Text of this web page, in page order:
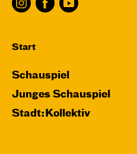
Start
Schauspiel
Junges Schauspiel
Stadt:Kollektiv